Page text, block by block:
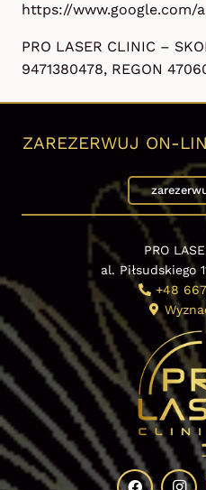
https://www.google.com/
PRO LASER CLINIC –
9471380478, REGON
ZAREZERWUJ ON-
PRO
al. Piłsudskiego
+48